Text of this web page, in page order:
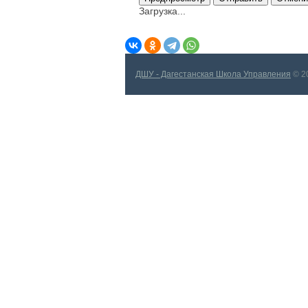
Загрузка...
ДШУ - Дагестанская Школа Управления ©